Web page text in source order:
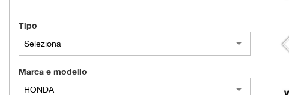
Tipo
Marca e modello